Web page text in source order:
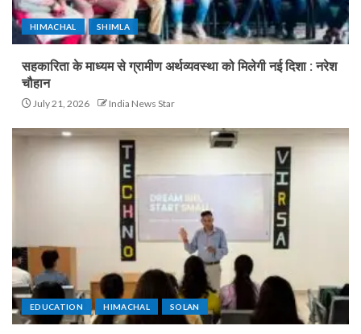
HIMACHAL SHIMLA
सहकारिता के माध्यम से ग्रामीण अर्थव्यवस्था को मिलेगी नई दिशा : नरेश
चौहान
July 21, 2026 India News Star
EDUCATION HIMACHAL SOLAN